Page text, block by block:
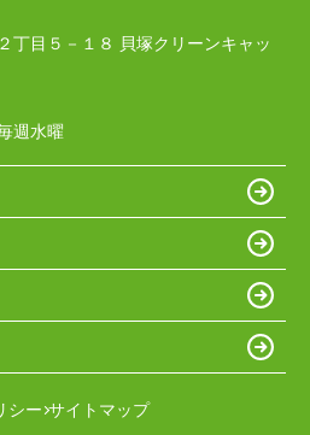
丁目５－１８ 貝塚クリーンキャッ
週水曜
シー サイトマップ